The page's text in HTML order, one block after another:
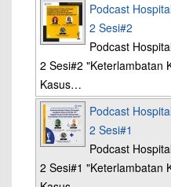
Podcast
2 Sesi#2
Podcast
2 Sesi#2 "Keterlambatan
Kasus…
Podcast
2 Sesi#1
Podcast
2 Sesi#1 "Keterlambatan